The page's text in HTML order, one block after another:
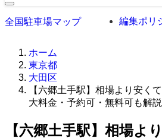
全国駐車場マップ 編集ポリ
ホーム
東京都
大田区
【六郷土手駅】相場より安く
大料金・予約可・無料可も解説
【六郷土手駅】相場よ